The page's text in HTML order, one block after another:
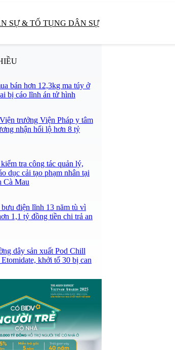
SỰ & TỐ TỤNG DÂN SỰ
bán hơn 12,3kg ma túy ở
bị cáo lĩnh án tử hình
trưởng Viện Pháp y tâm
nhận hối lộ hơn 8 tỷ
tra công tác quản lý,
dục cải tạo phạm nhân tại
Cà Mau
điện lĩnh 13 năm tù vì
1,1 tỷ đồng tiền chi trả an
dây sản xuất Pod Chill
khởi tố 30 bị can